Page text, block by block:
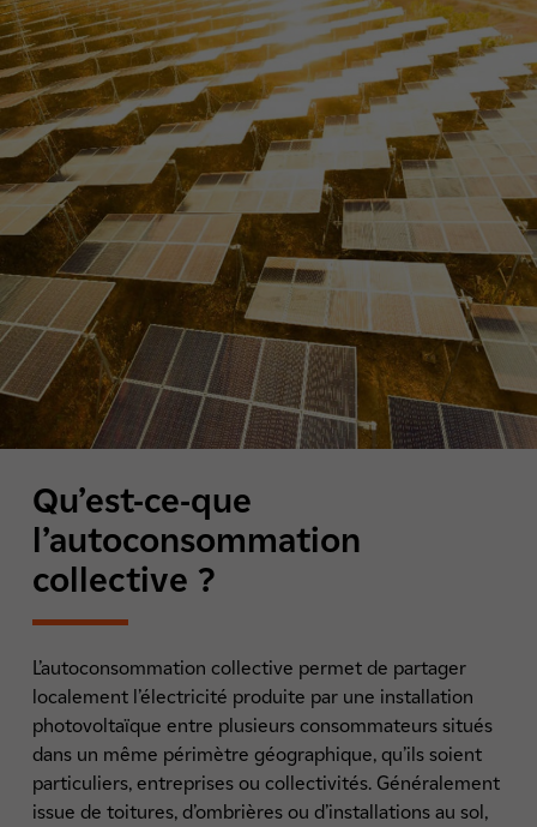
Qu’est-ce-que
l’autoconsommation
collective ?
L’autoconsommation collective permet de partager
localement l’électricité produite par une installation
photovoltaïque entre plusieurs consommateurs situés
dans un même périmètre géographique, qu’ils soient
particuliers, entreprises ou collectivités. Généralement
issue de toitures, d’ombrières ou d’installations au sol,